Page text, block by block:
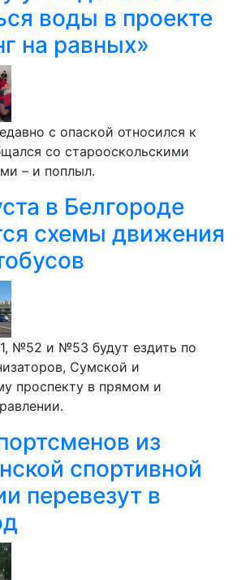
воды в проекте
на равных»
с опаской относился к
со старооскольскими
– и поплыл.
в Белгороде
схемы движения
№52 и №53 будут ездить по
Сумской и
проспекту в прямом и
из
спортивной
перевезут в